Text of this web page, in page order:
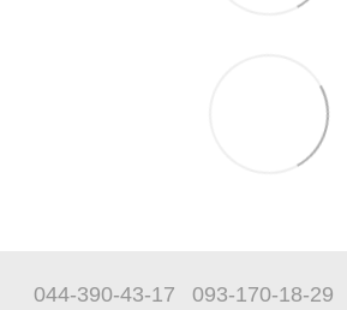
044-390-43-17 093-170-18-29